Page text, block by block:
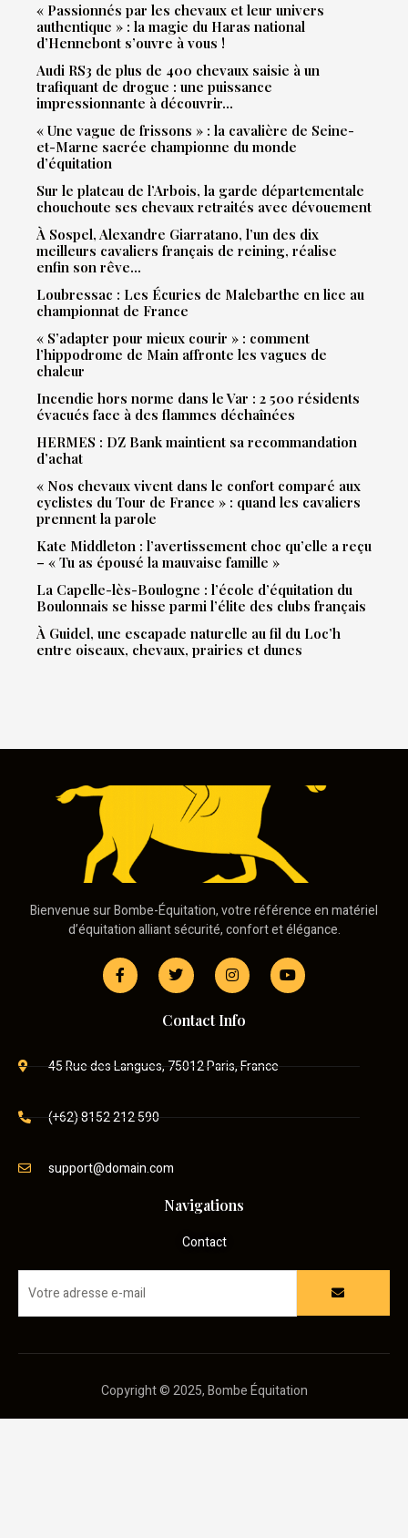
« Passionnés par les chevaux et leur univers
authentique » : la magie du Haras national
d’Hennebont s’ouvre à vous !
Audi RS3 de plus de 400 chevaux saisie à un
trafiquant de drogue : une puissance
impressionnante à découvrir…
« Une vague de frissons » : la cavalière de Seine-
et-Marne sacrée championne du monde
d’équitation
Sur le plateau de l’Arbois, la garde départementale
chouchoute ses chevaux retraités avec dévouement
À Sospel, Alexandre Giarratano, l’un des dix
meilleurs cavaliers français de reining, réalise
enfin son rêve…
Loubressac : Les Écuries de Malebarthe en lice au
championnat de France
« S’adapter pour mieux courir » : comment
l’hippodrome de Main affronte les vagues de
chaleur
Incendie hors norme dans le Var : 2 500 résidents
évacués face à des flammes déchaînées
HERMES : DZ Bank maintient sa recommandation
d’achat
« Nos chevaux vivent dans le confort comparé aux
cyclistes du Tour de France » : quand les cavaliers
prennent la parole
Kate Middleton : l’avertissement choc qu’elle a reçu
– « Tu as épousé la mauvaise famille »
La Capelle-lès-Boulogne : l’école d’équitation du
Boulonnais se hisse parmi l’élite des clubs français
À Guidel, une escapade naturelle au fil du Loc’h
entre oiseaux, chevaux, prairies et dunes
Bienvenue sur Bombe-Équitation, votre référence en matériel
d’équitation alliant sécurité, confort et élégance.
Contact Info
45 Rue des Langues, 75012 Paris, France
(+62) 8152 212 590
support@domain.com
Navigations
Contact
Copyright © 2025, Bombe Équitation